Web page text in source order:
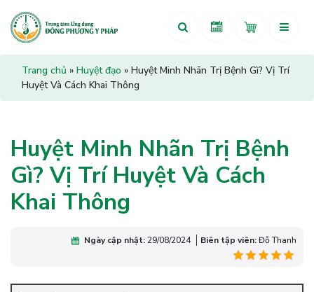
Trang chủ » Huyệt đạo » Huyệt Minh Nhãn Trị Bệnh Gì? Vị Trí
Huyệt Và Cách Khai Thông
Huyệt Minh Nhãn Trị Bệnh
Gì? Vị Trí Huyệt Và Cách
Khai Thông
Ngày cập nhật:29/08/2024 Biên tập viên:Đỗ Thanh